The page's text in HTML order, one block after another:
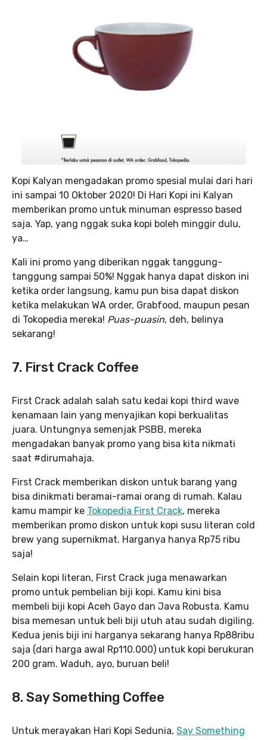
Kopi Kalyan mengadakan promo spesial mulai dari hari
ini sampai 10 Oktober 2020! Di Hari Kopi ini Kalyan
memberikan promo untuk minuman espresso based
saja. Yap, yang nggak suka kopi boleh minggir dulu,
ya…
Kali ini promo yang diberikan nggak tanggung-
tanggung sampai 50%! Nggak hanya dapat diskon ini
ketika order langsung, kamu pun bisa dapat diskon
ketika melakukan WA order, Grabfood, maupun pesan
di Tokopedia mereka! Puas-puasin, deh, belinya
sekarang!
7. First Crack Coffee
First Crack adalah salah satu kedai kopi third wave
kenamaan lain yang menyajikan kopi berkualitas
juara. Untungnya semenjak PSBB, mereka
mengadakan banyak promo yang bisa kita nikmati
saat #dirumahaja.
First Crack memberikan diskon untuk barang yang
bisa dinikmati beramai-ramai orang di rumah. Kalau
kamu mampir ke Tokopedia First Crack, mereka
memberikan promo diskon untuk kopi susu literan cold
brew yang supernikmat. Harganya hanya Rp75 ribu
saja!
Selain kopi literan, First Crack juga menawarkan
promo untuk pembelian biji kopi. Kamu kini bisa
membeli biji kopi Aceh Gayo dan Java Robusta. Kamu
bisa memesan untuk beli biji utuh atau sudah digiling.
Kedua jenis biji ini harganya sekarang hanya Rp88ribu
saja (dari harga awal Rp110.000) untuk kopi berukuran
200 gram. Waduh, ayo, buruan beli!
8. Say Something Coffee
Untuk merayakan Hari Kopi Sedunia, Say Something